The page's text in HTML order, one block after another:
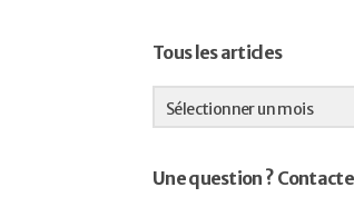
Tous les articles
Tous
les
articles
Sélectionner un mois
Une question ?